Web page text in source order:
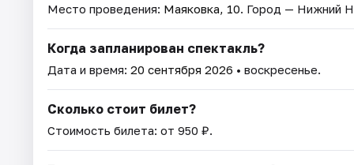
Место проведения: Маяковка, 10. Город — Нижний
Когда запланирован спектакль?
Дата и время: 20 сентября 2026 • воскресенье.
Сколько стоит билет?
Стоимость билета: от 950 ₽.